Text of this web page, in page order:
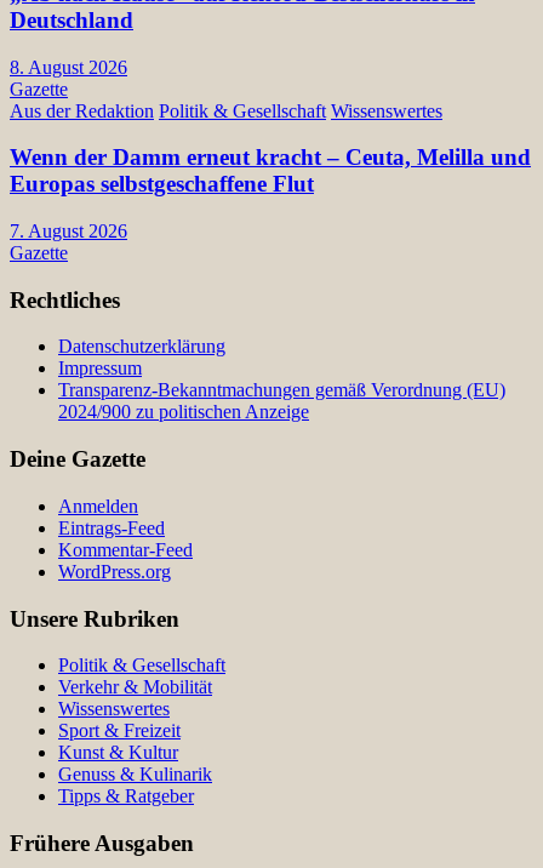
Deutschland
8. August 2026
Gazette
Aus der Redaktion Politik & Gesellschaft Wissenswertes
Wenn der Damm erneut kracht – Ceuta, Melilla und
Europas selbstgeschaffene Flut
7. August 2026
Gazette
Rechtliches
Datenschutzerklärung
Impressum
Transparenz-Bekanntmachungen gemäß Verordnung (EU)
2024/900 zu politischen Anzeige
Deine Gazette
Anmelden
Eintrags-Feed
Kommentar-Feed
WordPress.org
Unsere Rubriken
Politik & Gesellschaft
Verkehr & Mobilität
Wissenswertes
Sport & Freizeit
Kunst & Kultur
Genuss & Kulinarik
Tipps & Ratgeber
Frühere Ausgaben